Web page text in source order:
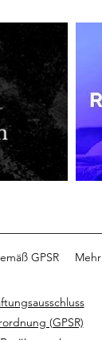
GPSR Mehr
(GPSR)